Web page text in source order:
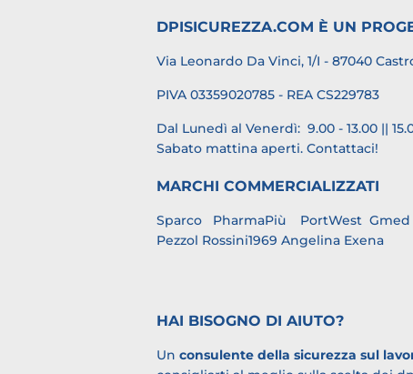
DPISICUREZZA.COM È UN
Via Leonardo Da Vinci, 1/I - 87040
PIVA 03359020785 - REA CS229783
Dal Lunedì al Venerdì: 9.00 - 13.00 ||
Sabato mattina aperti. Contattaci!
MARCHI COMMERCIALIZZATI
Sparco PharmaPiù PortWest
Pezzol Rossini1969 Angelina Exena
HAI BISOGNO DI AIUTO?
Un consulente della sicurezza sul